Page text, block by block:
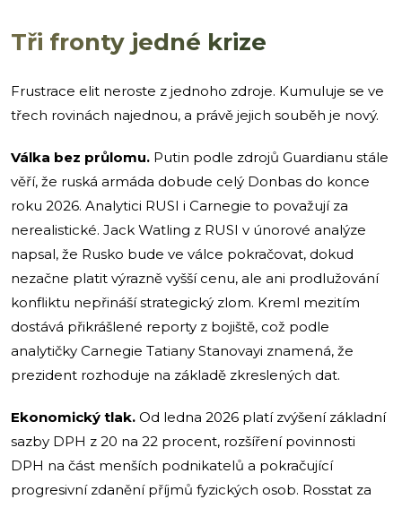
Tři fronty jedné krize
Frustrace elit neroste z jednoho zdroje. Kumuluje se ve
třech rovinách najednou, a právě jejich souběh je nový.
Válka bez průlomu. Putin podle zdrojů Guardianu stále
věří, že ruská armáda dobude celý Donbas do konce
roku 2026. Analytici RUSI i Carnegie to považují za
nerealistické. Jack Watling z RUSI v únorové analýze
napsal, že Rusko bude ve válce pokračovat, dokud
nezačne platit výrazně vyšší cenu, ale ani prodlužování
konfliktu nepřináší strategický zlom. Kreml mezitím
dostává přikrášlené reporty z bojiště, což podle
analytičky Carnegie Tatiany Stanovayi znamená, že
prezident rozhoduje na základě zkreslených dat.
Ekonomický tlak. Od ledna 2026 platí zvýšení základní
sazby DPH z 20 na 22 procent, rozšíření povinnosti
DPH na část menších podnikatelů a pokračující
progresivní zdanění příjmů fyzických osob. Rosstat za